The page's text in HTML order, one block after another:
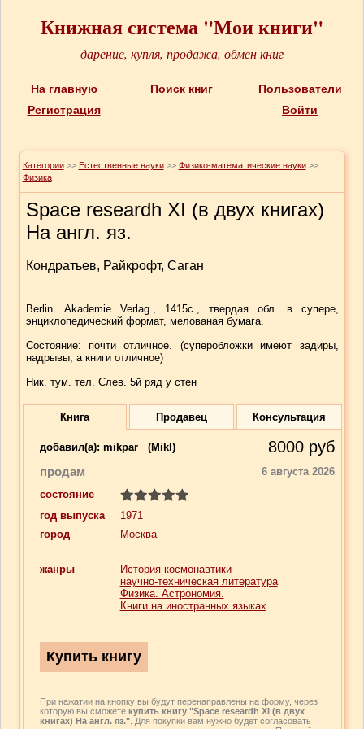
Книжная система "Мои книги"
дарение, купля, продажа, обмен книг
На главную Поиск книг
Пользователи
Регистрация
Войти
Категории >> Естественные науки >> Физико-математические науки >>
Физика
Space researdh XI (в двух книгах)
На англ. яз.
Кондратьев, Райкрофт, Саган
Berlin. Akademie Verlag., 1415с., твердая обл. в супере,
энциклопедический формат, мелованая бумага.
Состояние: почти отличное. (суперобложки имеют задиры,
надрывы, а книги отличное)
Ник. тум. тел. Слев. 5й ряд у стен
Книга Продавец Консультация
добавил(a): mikpar (Mikl) 8000 руб
продам
6 августа 2026
состояние
год выпуска
1971
город
Москва
жанры
История космонавтики
научно-техническая литература
Физика. Астрономия.
Книги на иностранных языках
При нажатии на кнопку вы будут перенаправлены на форму, через
которую вы сможете купить книгу "Space researdh XI (в двух
книгах) На англ. яз.". Для покупки вам нужно будет согласовать